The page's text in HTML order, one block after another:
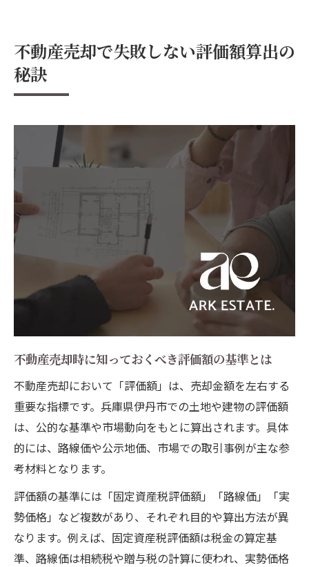
不動産売却で失敗しない評価額算出の
秘訣
不動産売却時に知っておくべき評価額の基準とは
不動産売却において「評価額」は、売却金額を左右する
重要な指標です。兵庫県伊丹市での土地や建物の評価額
は、公的な基準や市場動向をもとに算出されます。具体
的には、路線価や公示地価、市場での取引事例が主な参
考材料となります。
評価額の基準には「固定資産税評価額」「路線価」「実
勢価格」など複数があり、それぞれ目的や算出方法が異
なります。例えば、固定資産税評価額は税金の算定基
準、路線価は相続税や贈与税の計算に使われ、実勢価格